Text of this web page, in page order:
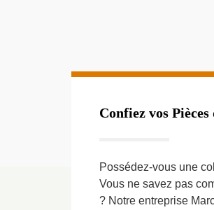
Confiez vos
Possédez-vous une
Vous ne savez pas
? Notre entreprise